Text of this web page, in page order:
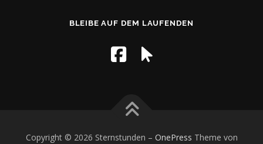
BLEIBE AUF DEM LAUFENDEN
Copyright © 2026 Sternstunden – OnePress Theme von